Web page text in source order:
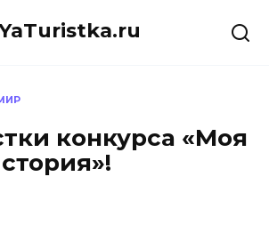
конкурса «Моя